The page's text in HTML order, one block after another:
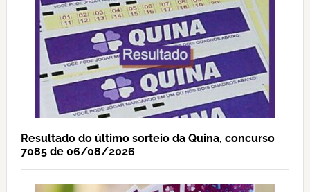
Resultado do último sorteio da Quina, concurso
7085 de 06/08/2026